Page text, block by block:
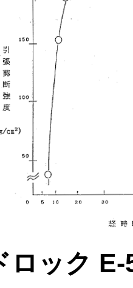
ロック